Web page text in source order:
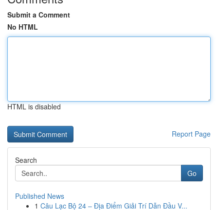
Submit a Comment
No HTML
HTML is disabled
Report Page
Search
Go
Published News
1 Câu Lạc Bộ 24 – Địa Điểm Giải Trí Dẫn Đầu V...